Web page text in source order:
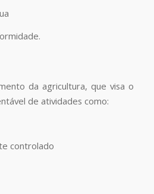
da agricultura, que visa o
de atividades como:
controlado